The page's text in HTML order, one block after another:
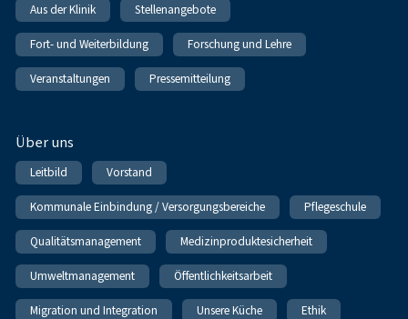
Aus der Klinik Stellenangebote
Fort- und Weiterbildung Forschung und Lehre
Veranstaltungen Pressemitteilung
Über uns
Leitbild Vorstand
Kommunale Einbindung / Versorgungsbereiche Pflegeschule
Qualitätsmanagement Medizinproduktesicherheit
Umweltmanagement Öffentlichkeitsarbeit
Migration und Integration Unsere Küche Ethik